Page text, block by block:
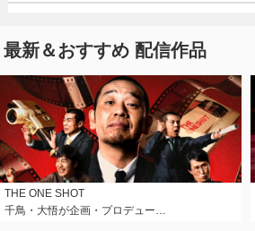
最新＆おすすめ 配信作品
THE ONE SHOT
千鳥・大悟が企画・プロデュー…